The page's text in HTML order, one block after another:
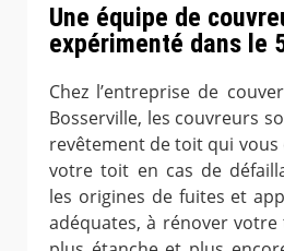
Une équipe de
expérimenté dans le
Chez l’entreprise de
Bosserville, les couvreurs
revêtement de toit qui
votre toit en cas de
les origines de fuites et
adéquates, à rénover